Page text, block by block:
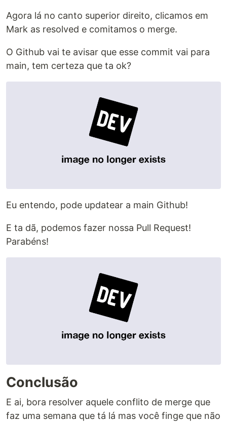
Agora lá no canto superior direito, clicamos em
Mark as resolved e comitamos o merge.
O Github vai te avisar que esse commit vai para
main, tem certeza que ta ok?
Eu entendo, pode updatear a main Github!
E ta dã, podemos fazer nossa Pull Request!
Parabéns!
Conclusão
E ai, bora resolver aquele conflito de merge que
faz uma semana que tá lá mas você finge que não